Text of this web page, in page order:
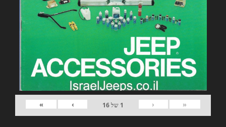
«
‹
1 של16
›
»